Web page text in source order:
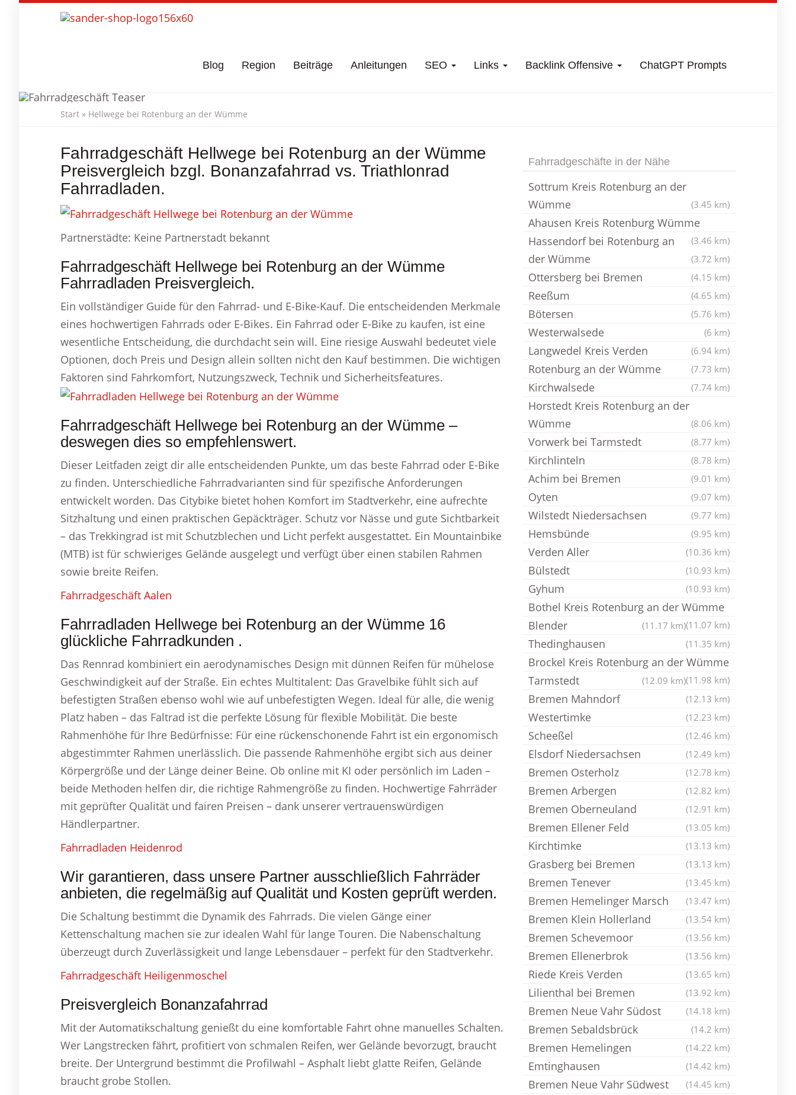
Blog Region Beiträge Anleitungen SEO Links Backlink Offensive ChatGPT Prompts
Hellwege bei Rotenburg an der Wümme Fahrradladen
Start » Hellwege bei Rotenburg an der Wümme
Fahrradgeschäft Hellwege bei Rotenburg an der Wümme
Preisvergleich bzgl. Bonanzafahrrad vs. Triathlonrad
Fahrradladen.
Partnerstädte: Keine Partnerstadt bekannt
Fahrradgeschäft Hellwege bei Rotenburg an der Wümme
Fahrradladen Preisvergleich.
Ein vollständiger Guide für den Fahrrad- und E-Bike-Kauf. Die entscheidenden Merkmale
eines hochwertigen Fahrrads oder E-Bikes. Ein Fahrrad oder E-Bike zu kaufen, ist eine
wesentliche Entscheidung, die durchdacht sein will. Eine riesige Auswahl bedeutet viele
Optionen, doch Preis und Design allein sollten nicht den Kauf bestimmen. Die wichtigen
Faktoren sind Fahrkomfort, Nutzungszweck, Technik und Sicherheitsfeatures.
Fahrradgeschäft Hellwege bei Rotenburg an der Wümme –
deswegen dies so empfehlenswert.
Dieser Leitfaden zeigt dir alle entscheidenden Punkte, um das beste Fahrrad oder E-Bike
zu finden. Unterschiedliche Fahrradvarianten sind für spezifische Anforderungen
entwickelt worden. Das Citybike bietet hohen Komfort im Stadtverkehr, eine aufrechte
Sitzhaltung und einen praktischen Gepäckträger. Schutz vor Nässe und gute Sichtbarkeit
– das Trekkingrad ist mit Schutzblechen und Licht perfekt ausgestattet. Ein Mountainbike
(MTB) ist für schwieriges Gelände ausgelegt und verfügt über einen stabilen Rahmen
sowie breite Reifen.
Fahrradgeschäft Aalen
Fahrradladen Hellwege bei Rotenburg an der Wümme 16
glückliche Fahrradkunden .
Das Rennrad kombiniert ein aerodynamisches Design mit dünnen Reifen für mühelose
Geschwindigkeit auf der Straße. Ein echtes Multitalent: Das Gravelbike fühlt sich auf
befestigten Straßen ebenso wohl wie auf unbefestigten Wegen. Ideal für alle, die wenig
Platz haben – das Faltrad ist die perfekte Lösung für flexible Mobilität. Die beste
Rahmenhöhe für Ihre Bedürfnisse: Für eine rückenschonende Fahrt ist ein ergonomisch
abgestimmter Rahmen unerlässlich. Die passende Rahmenhöhe ergibt sich aus deiner
Körpergröße und der Länge deiner Beine. Ob online mit KI oder persönlich im Laden –
beide Methoden helfen dir, die richtige Rahmengröße zu finden. Hochwertige Fahrräder
mit geprüfter Qualität und fairen Preisen – dank unserer vertrauenswürdigen
Händlerpartner.
Fahrradladen Heidenrod
Wir garantieren, dass unsere Partner ausschließlich Fahrräder
anbieten, die regelmäßig auf Qualität und Kosten geprüft werden.
Die Schaltung bestimmt die Dynamik des Fahrrads. Die vielen Gänge einer
Kettenschaltung machen sie zur idealen Wahl für lange Touren. Die Nabenschaltung
überzeugt durch Zuverlässigkeit und lange Lebensdauer – perfekt für den Stadtverkehr.
Fahrradgeschäft Heiligenmoschel
Preisvergleich Bonanzafahrrad
Mit der Automatikschaltung genießt du eine komfortable Fahrt ohne manuelles Schalten.
Wer Langstrecken fährt, profitiert von schmalen Reifen, wer Gelände bevorzugt, braucht
breite. Der Untergrund bestimmt die Profilwahl – Asphalt liebt glatte Reifen, Gelände
braucht grobe Stollen.
Fahrradgeschäfte in der Nähe
Sottrum Kreis Rotenburg an der
Wümme
(3.45 km)
Ahausen Kreis Rotenburg Wümme
(3.46 km)
Hassendorf bei Rotenburg an
der Wümme
(3.72 km)
Ottersberg bei Bremen (4.15 km)
Reeßum (4.65 km)
Bötersen (5.76 km)
Westerwalsede (6 km)
Langwedel Kreis Verden (6.94 km)
Rotenburg an der Wümme (7.73 km)
Kirchwalsede (7.74 km)
Horstedt Kreis Rotenburg an der
Wümme
(8.06 km)
Vorwerk bei Tarmstedt (8.77 km)
Kirchlinteln (8.78 km)
Achim bei Bremen (9.01 km)
Oyten (9.07 km)
Wilstedt Niedersachsen (9.77 km)
Hemsbünde (9.95 km)
Verden Aller (10.36 km)
Bülstedt (10.93 km)
Gyhum (10.93 km)
Bothel Kreis Rotenburg an der Wümme
(11.07 km)
Blender (11.17 km)
Thedinghausen (11.35 km)
Brockel Kreis Rotenburg an der Wümme
(11.98 km)
Tarmstedt (12.09 km)
Bremen Mahndorf (12.13 km)
Westertimke (12.23 km)
Scheeßel (12.46 km)
Elsdorf Niedersachsen (12.49 km)
Bremen Osterholz (12.78 km)
Bremen Arbergen (12.82 km)
Bremen Oberneuland (12.91 km)
Bremen Ellener Feld (13.05 km)
Kirchtimke (13.13 km)
Grasberg bei Bremen (13.13 km)
Bremen Tenever (13.45 km)
Bremen Hemelinger Marsch (13.47 km)
Bremen Klein Hollerland (13.54 km)
Bremen Schevemoor (13.56 km)
Bremen Ellenerbrok (13.56 km)
Riede Kreis Verden (13.65 km)
Lilienthal bei Bremen (13.92 km)
Bremen Neue Vahr Südost (14.18 km)
Bremen Sebaldsbrück (14.2 km)
Bremen Hemelingen (14.22 km)
Emtinghausen (14.42 km)
Bremen Neue Vahr Südwest (14.45 km)